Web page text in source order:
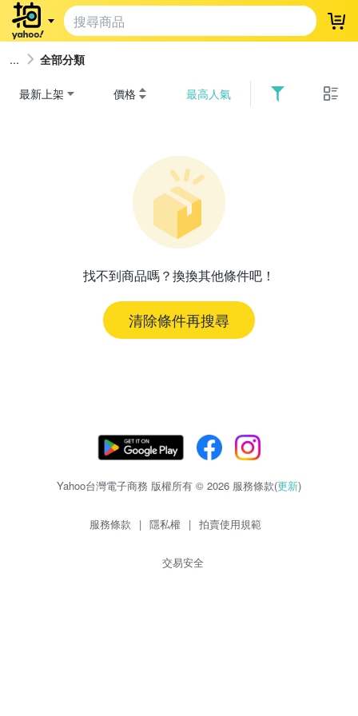
登
全部分類
最新上架 價格 最高人氣
找不到商品嗎？換換其他條件吧！
清除條件再搜尋
Yahoo台灣電子商務 版權所有 © 2026 服務條款(更新)
服務條款 | 隱私權 | 拍賣使用規範
交易安全